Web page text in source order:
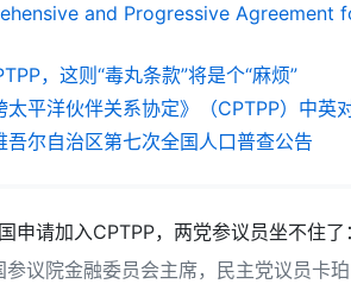
and Progressive Agreement
，这则“毒丸条款”将是个“麻烦”
太平洋伙伴关系协定》（CPTPP）中英
吾尔自治区第七次全国人口普查公告
申请加入CPTPP，两党参议员坐不住了
议院金融委员会主席，民主党议员卡